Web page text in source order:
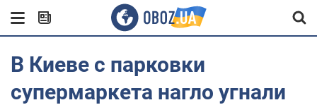
В Киеве с парковки
супермаркета нагло угнали